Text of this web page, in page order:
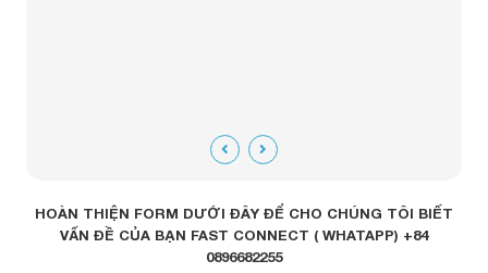
HOÀN THIỆN FORM DƯỚI ĐÂY ĐỂ CHO CHÚNG TÔI BIẾT
VẤN ĐỀ CỦA BẠN FAST CONNECT ( WHATAPP) +84
0896682255